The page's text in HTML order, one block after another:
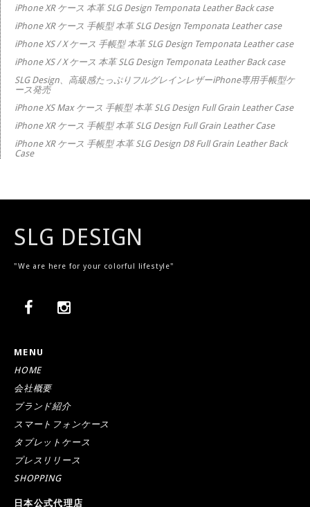
iPhone XR ケース 本革 SLG Design Temponata Leather Back case
iPhone XR ケース 手帳型 本革 SLG Design Temponata Leather case
iPhone XS / X ケース 手帳型 本革 SLG Design Temponata Leather case
iPhone XS / X ケース 本革 SLG Design Temponata Leather Back case
SLG Design、高級感たっぷりフルグレインレザーiPhone専用手帳型ケ
ース発売
iPhone XS Max ケース 手帳型 本革 SLG Design Full Grain Leather Case
iPhone XR ケース 手帳型 本革 SLG Design Full Grain Leather Case
iPhone XR ケース 手帳型 本革 SLG Design D8 Full Grain Leather Back
Case
SLG DESIGN
"We are here for your colorful lifestyle"
MENU
HOME
会社概要
ブランド紹介
スマートフォンケース
タブレットケース
プレスリリース
SHOPPING
日本公式代理店